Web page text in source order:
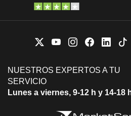
NUESTROS EXPERTOS A TU
SERVICIO
Lunes a viernes, 9-12 h y 14-18